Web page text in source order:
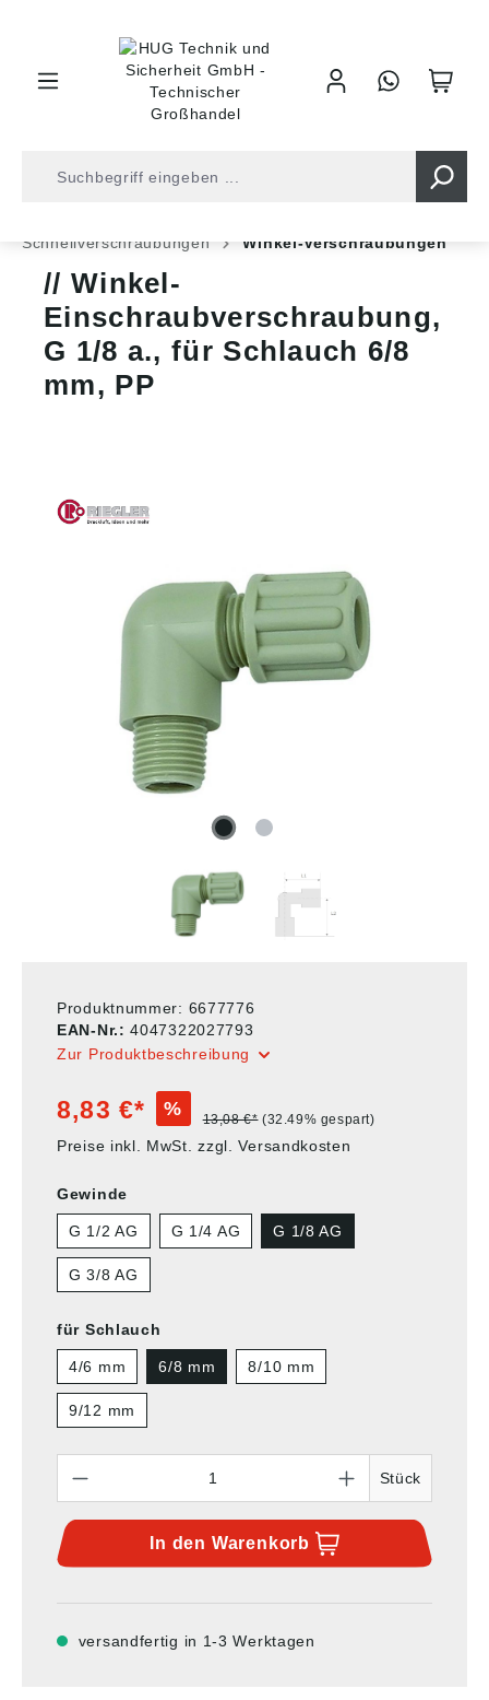
Schnellverschraubungen
Winkel-Verschraubungen
Winkel-
Einschraubverschraubung,
G 1/8 a., für Schlauch 6/8
mm, PP
Produktnummer: 6677776
EAN-Nr.:4047322027793
Zur Produktbeschreibung
8,83 €* % 13,08 €* (32.49% gespart)
Preise inkl. MwSt. zzgl. Versandkosten
Gewinde
G 1/2 AG G 1/4 AG G 1/8 AG
G 3/8 AG
für Schlauch
4/6 mm 6/8 mm 8/10 mm
9/12 mm
Stück
In den Warenkorb
versandfertig in 1-3 Werktagen